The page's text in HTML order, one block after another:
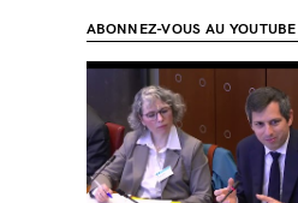
ABONNEZ-VOUS AU